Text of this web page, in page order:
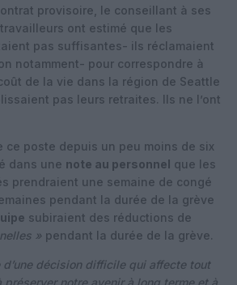
provisoire, le conseillant à ses
ont estimé que les
pas suffisantes- ils réclamaient
notamment- pour correspondre à
de la vie dans la région de Seattle
pas leurs retraites. Ils ne l’ont
ce poste depuis un peu moins de six
dans une note au personnel que les
prendraient une semaine de congé
pendant la durée de la grève
subiraient des réductions de
» pendant la durée de la grève.
d’une décision difficile qui affecte tout
préserver notre avenir à long terme et à